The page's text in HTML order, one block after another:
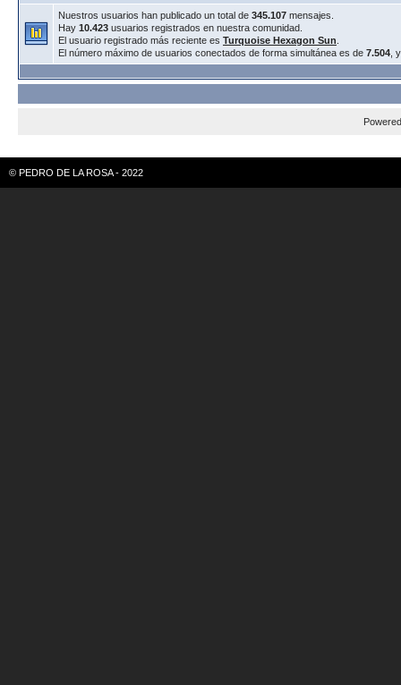
Nuestros usuarios han publicado un total de 345.107 mensajes.
Hay 10.423 usuarios registrados en nuestra comunidad.
El usuario registrado más reciente es Turquoise Hexagon Sun
El número máximo de usuarios conectados de forma simultánea es de 7.504 ,
© PEDRO DE LA ROSA - 2022